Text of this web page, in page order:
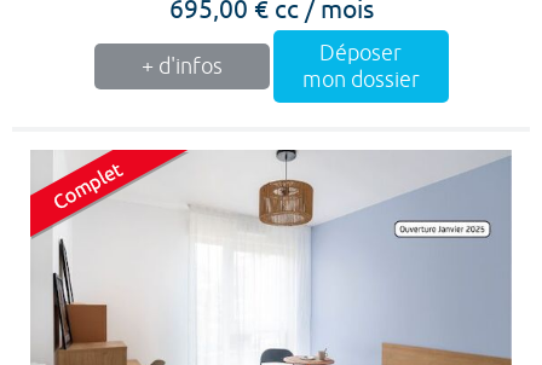
695,00 € cc / mois
+ d'infos
Déposer
mon dossier